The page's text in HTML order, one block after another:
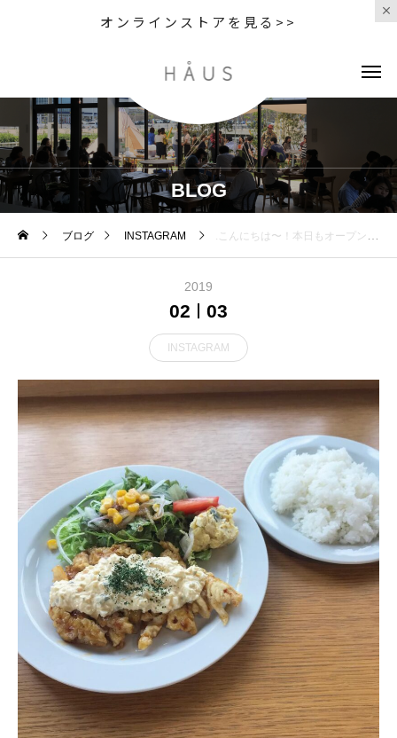
オンラインストアを見る>>
BLOG
ブログ INSTAGRAM .こんにちは〜！本日もオープンしております︎ ..◇写真ランチメニュー 11:30〜14:00＜ チキン南蛮 パン or ライス ＞当店の看板メニュー！柔らかくてジューシーな国産の鶏モモ肉に自慢の手作りタルタルソースをたっぷりかけました♡スープとサラダ付きでボリューム満点です！..ランチご注文されたお客さま限定でミニパフェ&ドリンクセットもご用意しております。.HAUSのチキン南蛮はリピーターのお客様もたくさんいらっしゃいます。ぜひぜひお試しくださいね〜..本日は雨降りな1日ですがたくさんのご来店お待ちしております！…《HAUS営業時間》＊ショップ 11:00-20:00.＊ビストロカフェモーニング. 9:00-11:00 (Lo10:30)ランチ 11:30-14:00カフェ 14:00-18:00ディナー 18:00-21:00 (Lo20:15)…..#チキン南蛮 #東伯鶏#自家製 #タルタルソース#lunch #ランチ #ランチプレート#cafe #カフェ #カフェ巡り #hausmatsue #haus_matsue #松江 #島根 #山陰#松江カフェ #島根カフェ#島根旅行
2019
02 03
INSTAGRAM